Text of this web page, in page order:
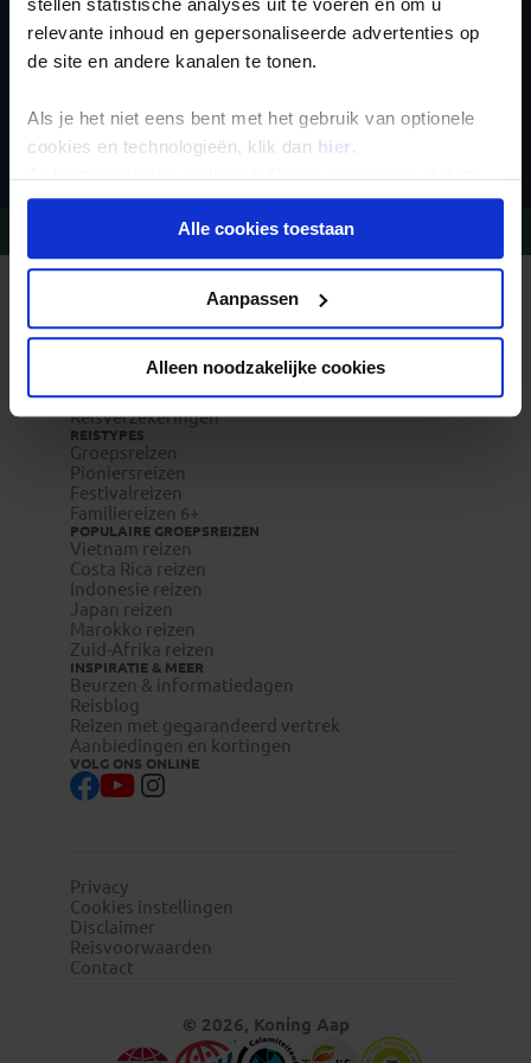
relevante inhoud en gepersonaliseerde advertenties op
de site en andere kanalen te tonen.
Als je het niet eens bent met het gebruik van optionele
cookies en technologieën, klik dan hier .
Je kunt je selectie in de instellingen aanpassen of deze
onder aan de pagina op elk gewenst moment voor de
toekomst wijzigen.Alle cookies toestaan
Aanpassen
Alleen noodzakelijke cookies
Inschrijven
Vragen?Bel 020-7887700
REIZEN MET KONING AAP
Bestemmingen
Duurzaam toerisme
Vacatures
Veelgestelde vragen
Reisverzekeringen
REISTYPES
Groepsreizen
Pioniersreizen
Festivalreizen
Familiereizen 6+
POPULAIRE GROEPSREIZEN
Vietnam reizen
Costa Rica reizen
Indonesie reizen
Japan reizen
Marokko reizen
Zuid-Afrika reizen
INSPIRATIE & MEER
Beurzen & informatiedagen
Reisblog
Reizen met gegarandeerd vertrek
Aanbiedingen en kortingen
VOLG ONS ONLINE
Privacy
Cookies instellingen
Disclaimer
Reisvoorwaarden
Contact
© 2026, Koning Aap